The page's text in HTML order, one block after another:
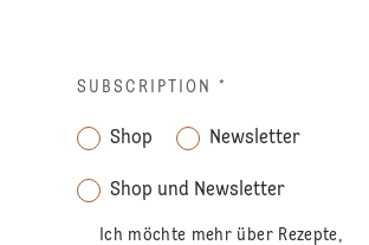
SUBSCRIPTION *
Shop Newsletter
Shop und Newsletter
Ich möchte mehr über Rezepte,